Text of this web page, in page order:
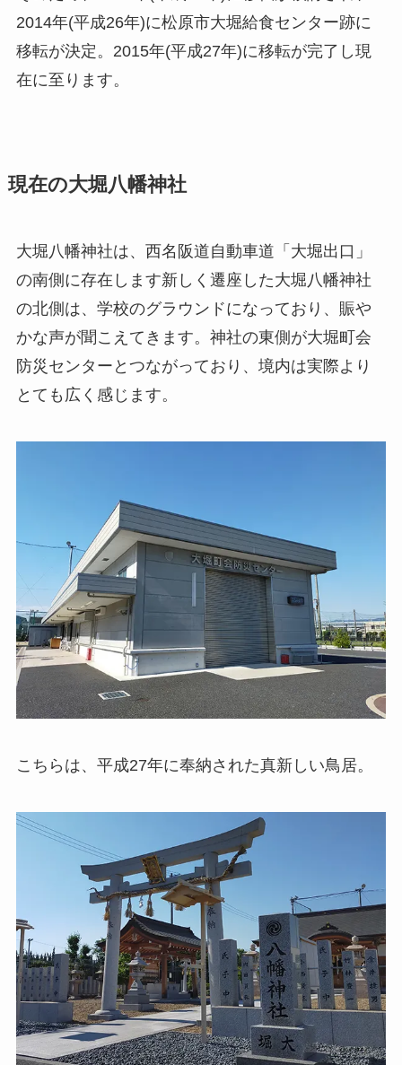
2014年(平成26年)に松原市大堀給食センター跡に
移転が決定。2015年(平成27年)に移転が完了し現
在に至ります。
現在の大堀八幡神社
大堀八幡神社は、西名阪道自動車道「大堀出口」
の南側に存在します新しく遷座した大堀八幡神社
の北側は、学校のグラウンドになっており、賑や
かな声が聞こえてきます。神社の東側が大堀町会
防災センターとつながっており、境内は実際より
とても広く感じます。
こちらは、平成27年に奉納された真新しい鳥居。